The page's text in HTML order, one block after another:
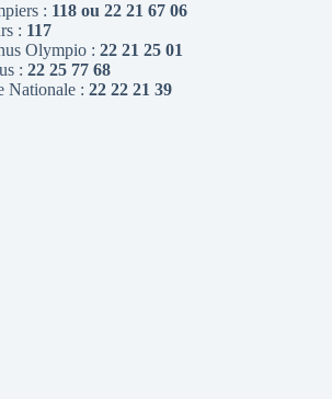
: 118 ou 22 21 67 06
: 117
Olympio : 22 21 25 01
: 22 25 77 68
Nationale : 22 22 21 39